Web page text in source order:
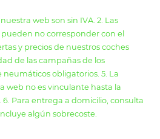
web son sin IVA. 2. Las
no corresponder con el
y precios de nuestros coches
de las campañas de los
neumáticos obligatorios. 5. La
web no es vinculante hasta la
Para entrega a domicilio, consulta
algún sobrecoste.